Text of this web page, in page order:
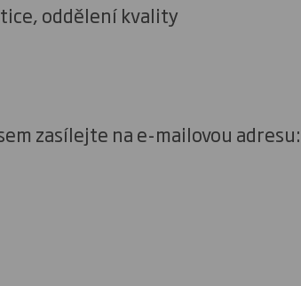
oddělení kvality
zasílejte na e-mailovou adresu: